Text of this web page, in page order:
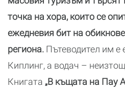
точка на хора, които се
ежедневия бит на
региона. Пътеводител им е
Киплинг, а водач –
Книгата „В къщата на Пау